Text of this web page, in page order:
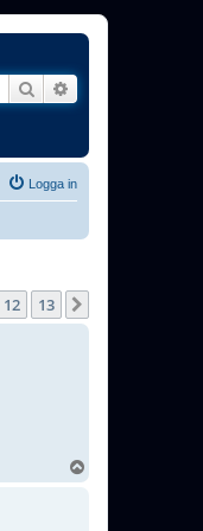
Sök
Logga in
12 13